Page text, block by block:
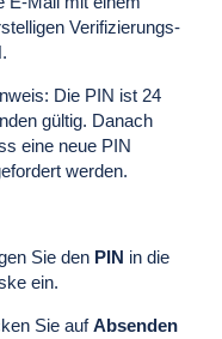
Verifizierungs-
Die PIN ist 24
gültig. Danach
eine neue PIN
werden.
Sie den PIN in die
ein.
Sie aufAbsenden